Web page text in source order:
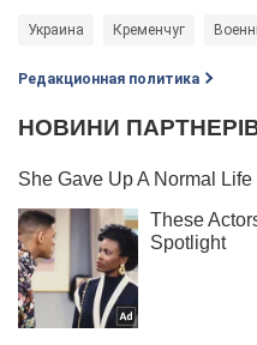
Украина Кременчуг
Редакционная политика